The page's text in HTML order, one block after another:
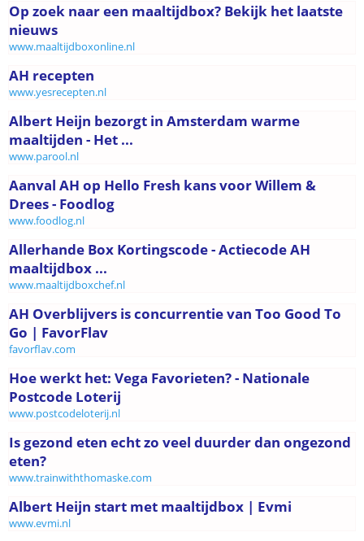
Op zoek naar een maaltijdbox? Bekijk het laatste
nieuws
www.maaltijdboxonline.nl
AH recepten
www.yesrecepten.nl
Albert Heijn bezorgt in Amsterdam warme
maaltijden - Het ...
www.parool.nl
Aanval AH op Hello Fresh kans voor Willem &
Drees - Foodlog
www.foodlog.nl
Allerhande Box Kortingscode - Actiecode AH
maaltijdbox ...
www.maaltijdboxchef.nl
AH Overblijvers is concurrentie van Too Good To
Go | FavorFlav
favorflav.com
Hoe werkt het: Vega Favorieten? - Nationale
Postcode Loterij
www.postcodeloterij.nl
Is gezond eten echt zo veel duurder dan ongezond
eten?
www.trainwiththomaske.com
Albert Heijn start met maaltijdbox | Evmi
www.evmi.nl